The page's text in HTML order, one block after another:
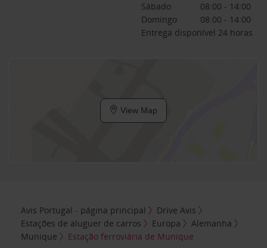
Sábado
08:00 - 14:00
Domingo
08:00 - 14:00
Entrega disponível 24 horas
View Map
Avis Portugal - página principal
Drive Avis
Estações de aluguer de carros
Europa
Alemanha
Munique
Estação ferroviária de Munique